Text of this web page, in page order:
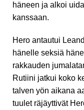
häneen ja alkoi
kanssaan.
Hero antautui
hänelle seksiä
rakkauden
Rutiini jatkui koko
talven yön aikana
tuulet räjäyttivät